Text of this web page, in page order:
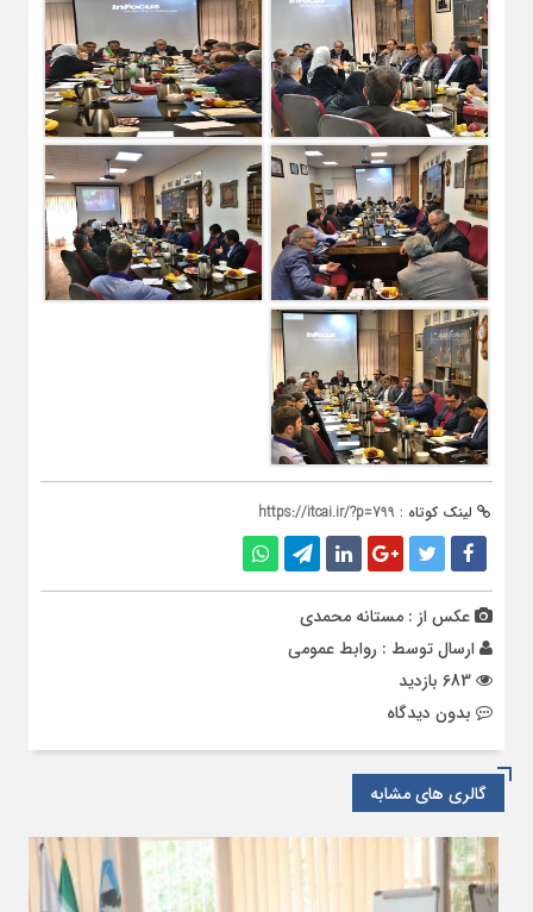
لینک کوتاه : https://itcai.ir/?p=799
عکس از : مستانه محمدی
ارسال توسط : روابط عمومی
بدون دیدگاه
گالری های مشابه